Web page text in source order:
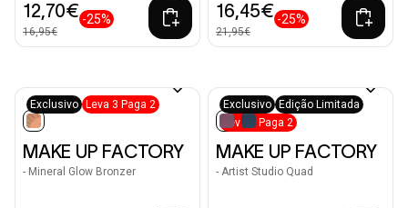
12,70€
16,95€
-25% 16,45€
21,95€
-25%
Exclusivo Leva 3 Paga 2
selected
MAKE UP FACTORY
- Mineral Glow Bronzer
Exclusivo
Edição Limitada
Leva 3 Paga 2
selected
+6
MAKE UP FACTORY
- Artist Studio Quad